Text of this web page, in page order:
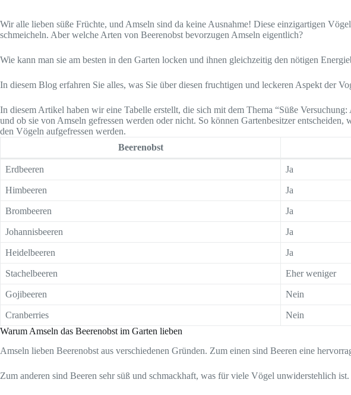
Wir alle lieben süße Früchte, und Amseln sind da keine Ausnahme! Diese einzigartigen
schmeicheln. Aber welche Arten von Beerenobst bevorzugen Amseln eigentlich?
Wie kann man sie am besten in den Garten locken und ihnen gleichzeitig den nötigen
In diesem Blog erfahren Sie alles, was Sie über diesen fruchtigen und leckeren Aspekt der
In diesem Artikel haben wir eine Tabelle erstellt, die sich mit dem Thema “Süße
und ob sie von Amseln gefressen werden oder nicht. So können Gartenbesitzer
den Vögeln aufgefressen werden.
Beerenobst
Erdbeeren Ja
Himbeeren Ja
Brombeeren Ja
Johannisbeeren Ja
Heidelbeeren Ja
Stachelbeeren Eher weniger
Gojibeeren Nein
Cranberries
Nein
Warum Amseln das Beerenobst im Garten lieben
Amseln lieben Beerenobst aus verschiedenen Gründen. Zum einen sind Beeren eine
Zum anderen sind Beeren sehr süß und schmackhaft, was für viele Vögel unwiderstehlich ist.